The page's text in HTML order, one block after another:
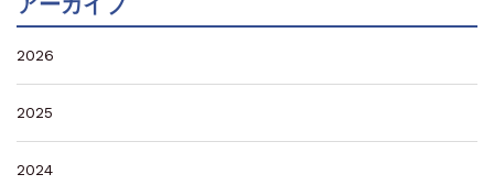
2026
2025
2024